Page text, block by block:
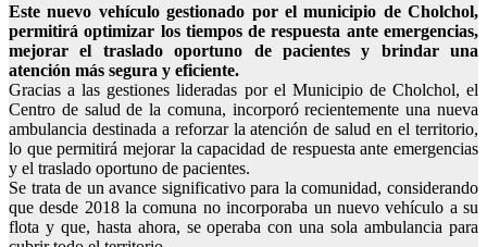
Este nuevo vehículo gestionado por el municipio de Cholchol,
permitirá optimizar los tiempos de respuesta ante emergencias,
mejorar el traslado oportuno de pacientes y brindar una
atención más segura y eficiente.
Gracias a las gestiones lideradas por el Municipio de Cholchol, el
Centro de salud de la comuna, incorporó recientemente una nueva
ambulancia destinada a reforzar la atención de salud en el territorio,
lo que permitirá mejorar la capacidad de respuesta ante emergencias
y el traslado oportuno de pacientes.
Se trata de un avance significativo para la comunidad, considerando
que desde 2018 la comuna no incorporaba un nuevo vehículo a su
flota y que, hasta ahora, se operaba con una sola ambulancia para